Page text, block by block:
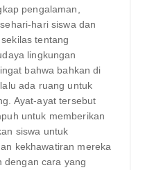
pengalaman,
hari siswa dan
tentang
lingkungan
bahwa bahkan di
ada ruang untuk
Ayat-ayat tersebut
untuk memberikan
siswa untuk
kekhawatiran mereka
dengan cara yang